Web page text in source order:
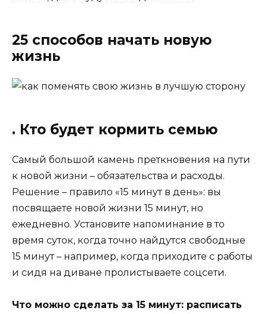
25 способов начать новую
жизнь
. Кто будет кормить семью
Самый большой камень преткновения на пути
к новой жизни – обязательства и расходы.
Решение – правило «15 минут в день»: вы
посвящаете новой жизни 15 минут, но
ежедневно. Установите напоминание в то
время суток, когда точно найдутся свободные
15 минут – например, когда приходите с работы
и сидя на диване пролистываете соцсети.
Что можно сделать за 15 минут: расписать